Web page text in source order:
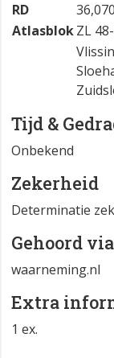
RD
AtlasblokZL
Tijd &
Onbekend
Zekerheid
Determinatie
Gehoord via
waarneming.nl
Extra
1 ex.